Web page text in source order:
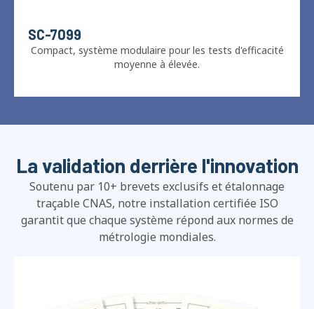
SC-7099
Compact, système modulaire pour les tests d'efficacité
moyenne à élevée.
La validation derrière l'innovation
Soutenu par 10+ brevets exclusifs et étalonnage
traçable CNAS, notre installation certifiée ISO
garantit que chaque système répond aux normes de
métrologie mondiales.